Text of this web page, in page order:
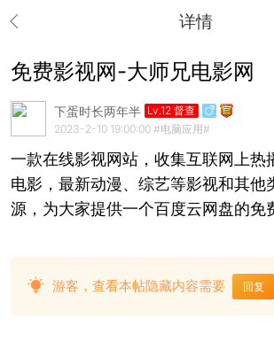
详情
免费影视网-大师兄电影网
下蛋时长两年半 Lv.12 督查
2023-2-10 19:00:00 #电脑应用#
一款在线影视网站，收集互联网上热
电影，最新动漫、综艺等影视和其他
源，为大家提供一个百度云网盘的免
游客，查看本帖隐藏内容需要 回复